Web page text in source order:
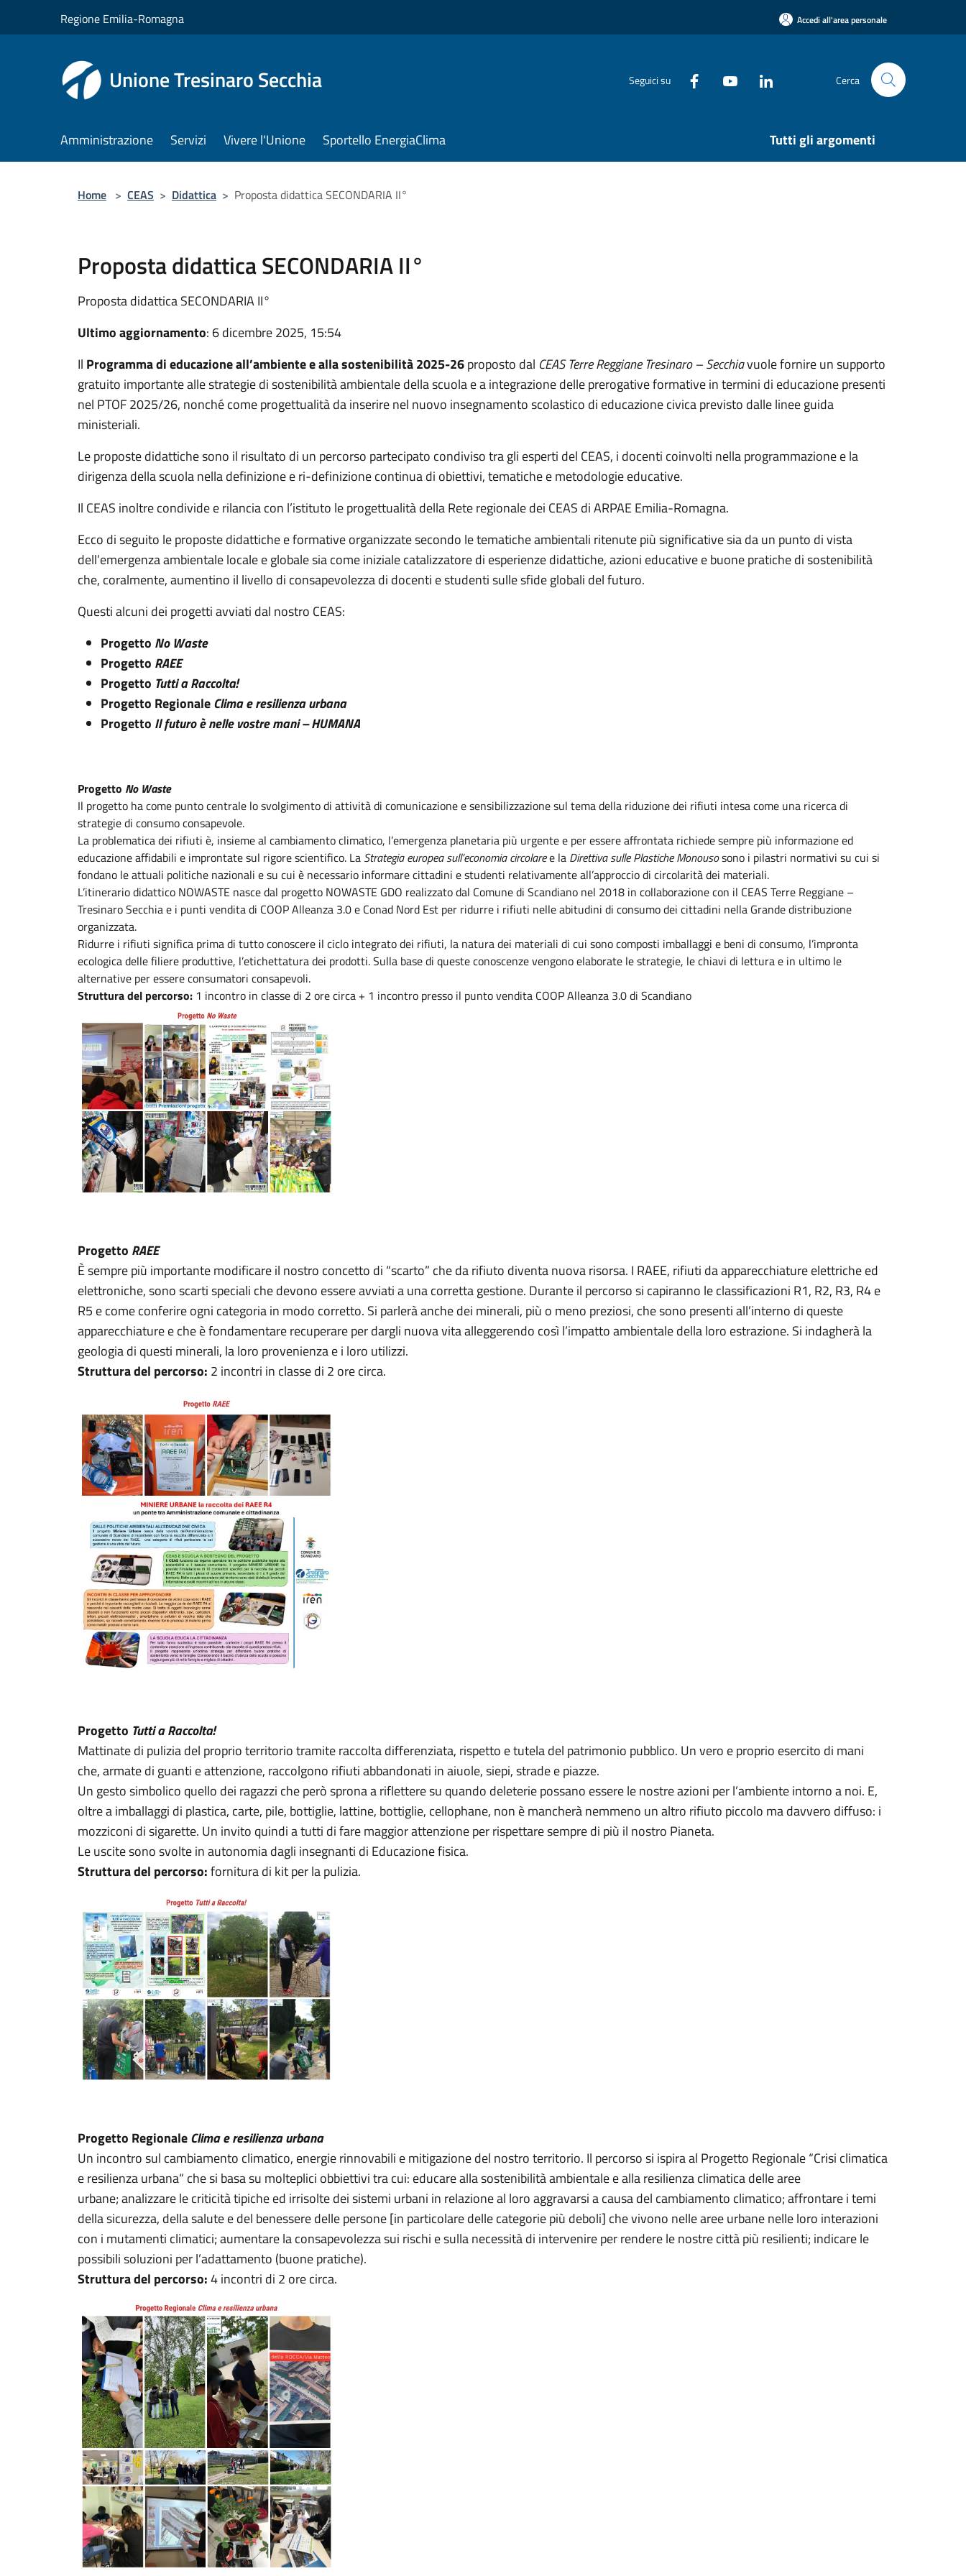
Regione Emilia-Romagna Accedi all'area personale
Unione Tresinaro Secchia Seguici su Cerca
Amministrazione Servizi Vivere l'Unione Sportello EnergiaClima Tutti gli argomenti
Home > CEAS > Didattica > Proposta didattica SECONDARIA II°
Proposta didattica SECONDARIA II°
Proposta didattica SECONDARIA II°
Ultimo aggiornamento: 6 dicembre 2025, 15:54
Il Programma di educazione all’ambiente e alla sostenibilità 2025-26proposto dal CEAS Terre Reggiane Tresinaro – Secchiavuole fornire un supporto
gratuito importante alle strategie di sostenibilità ambientale della scuola e a integrazione delle prerogative formative in termini di educazione presenti
nel PTOF 2025/26, nonché come progettualità da inserire nel nuovo insegnamento scolastico di educazione civica previsto dalle linee guida
ministeriali.
Le proposte didattiche sono il risultato di un percorso partecipato condiviso tra gli esperti del CEAS, i docenti coinvolti nella programmazione e la
dirigenza della scuola nella definizione e ri-definizione continua di obiettivi, tematiche e metodologie educative.
Il CEAS inoltre condivide e rilancia con l’istituto le progettualità della Rete regionale dei CEAS di ARPAE Emilia-Romagna.
Ecco di seguito le proposte didattiche e formative organizzate secondo le tematiche ambientali ritenute più significative sia da un punto di vista
dell’emergenza ambientale locale e globale sia come iniziale catalizzatore di esperienze didattiche, azioni educative e buone pratiche di sostenibilità
che, coralmente, aumentino il livello di consapevolezza di docenti e studenti sulle sfide globali del futuro.
Questi alcuni dei progetti avviati dal nostro CEAS:
Progetto No Waste
Progetto RAEE
Progetto Tutti a Raccolta!
Progetto RegionaleClima e resilienza urbana
Progetto Il futuro è nelle vostre mani – HUMANA
Progetto No Waste
Il progetto ha come punto centrale lo svolgimento di attività di comunicazione e sensibilizzazione sul tema della riduzione dei rifiuti intesa come una ricerca di
strategie di consumo consapevole.
La problematica dei rifiuti è, insieme al cambiamento climatico, l’emergenza planetaria più urgente e per essere affrontata richiede sempre più informazione ed
educazione affidabili e improntate sul rigore scientifico. La Strategia europea sull’economia circolaree la Direttiva sulle Plastiche Monousosono i pilastri normativi su cui si
fondano le attuali politiche nazionali e su cui è necessario informare cittadini e studenti relativamente all’approccio di circolarità dei materiali.
L’itinerario didattico NOWASTE nasce dal progetto NOWASTE GDO realizzato dal Comune di Scandiano nel 2018 in collaborazione con il CEAS Terre Reggiane –
Tresinaro Secchia e i punti vendita di COOP Alleanza 3.0 e Conad Nord Est per ridurre i rifiuti nelle abitudini di consumo dei cittadini nella Grande distribuzione
organizzata.
Ridurre i rifiuti significa prima di tutto conoscere il ciclo integrato dei rifiuti, la natura dei materiali di cui sono composti imballaggi e beni di consumo, l’impronta
ecologica delle filiere produttive, l’etichettatura dei prodotti. Sulla base di queste conoscenze vengono elaborate le strategie, le chiavi di lettura e in ultimo le
alternative per essere consumatori consapevoli.
Struttura del percorso: 1 incontro in classe di 2 ore circa + 1 incontro presso il punto vendita COOP Alleanza 3.0 di Scandiano
Progetto RAEE
È sempre più importante modificare il nostro concetto di “scarto” che da rifiuto diventa nuova risorsa. I RAEE, rifiuti da apparecchiature elettriche ed
elettroniche, sono scarti speciali che devono essere avviati a una corretta gestione. Durante il percorso si capiranno le classificazioni R1, R2, R3, R4 e
R5 e come conferire ogni categoria in modo corretto. Si parlerà anche dei minerali, più o meno preziosi, che sono presenti all’interno di queste
apparecchiature e che è fondamentare recuperare per dargli nuova vita alleggerendo così l’impatto ambientale della loro estrazione. Si indagherà la
geologia di questi minerali, la loro provenienza e i loro utilizzi.
Struttura del percorso: 2 incontri in classe di 2 ore circa.
Progetto Tutti a Raccolta!
Mattinate di pulizia del proprio territorio tramite raccolta differenziata, rispetto e tutela del patrimonio pubblico. Un vero e proprio esercito di mani
che, armate di guanti e attenzione, raccolgono rifiuti abbandonati in aiuole, siepi, strade e piazze.
Un gesto simbolico quello dei ragazzi che però sprona a riflettere su quando deleterie possano essere le nostre azioni per l’ambiente intorno a noi. E,
oltre a imballaggi di plastica, carte, pile, bottiglie, lattine, bottiglie, cellophane, non è mancherà nemmeno un altro rifiuto piccolo ma davvero diffuso: i
mozziconi di sigarette. Un invito quindi a tutti di fare maggior attenzione per rispettare sempre di più il nostro Pianeta.
Le uscite sono svolte in autonomia dagli insegnanti di Educazione fisica.
Struttura del percorso:fornitura di kit per la pulizia.
Progetto RegionaleClima e resilienza urbana
Un incontro sul cambiamento climatico, energie rinnovabili e mitigazione del nostro territorio. Il percorso si ispira al Progetto Regionale “Crisi climatica
e resilienza urbana“ che si basa su molteplici obbiettivi tra cui: educare alla sostenibilità ambientale e alla resilienza climatica delle aree
urbane; analizzare le criticità tipiche ed irrisolte dei sistemi urbani in relazione al loro aggravarsi a causa del cambiamento climatico; affrontare i temi
della sicurezza, della salute e del benessere delle persone [in particolare delle categorie più deboli] che vivono nelle aree urbane nelle loro interazioni
con i mutamenti climatici; aumentare la consapevolezza sui rischi e sulla necessità di intervenire per rendere le nostre città più resilienti; indicare le
possibili soluzioni per l’adattamento (buone pratiche).
Struttura del percorso:4 incontri di 2 ore circa.